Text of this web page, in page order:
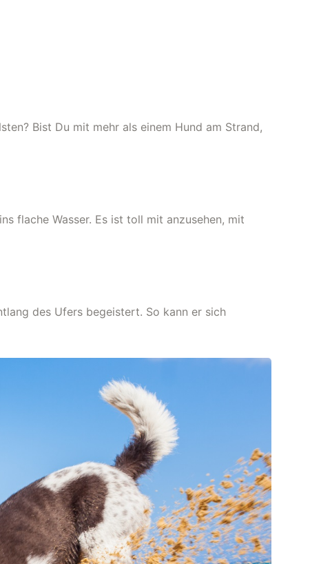
Bist Du mit mehr als einem Hund am Strand,
flache Wasser. Es ist toll mit anzusehen, mit
des Ufers begeistert. So kann er sich